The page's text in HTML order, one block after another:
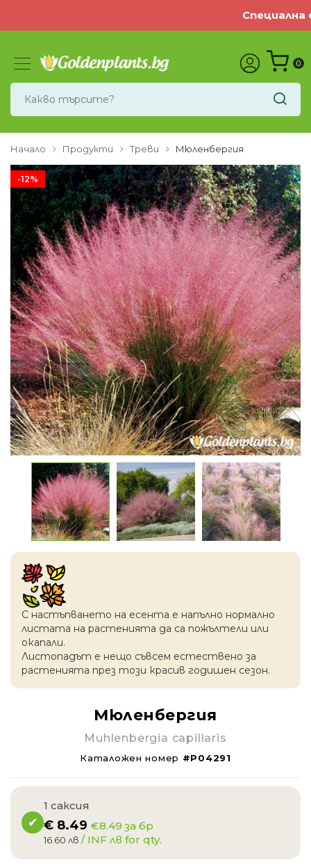
Специална
0
Начало Продукти Треви Мюленбергия
-12%
С настъпването на есентa е напълно нормално
листата на растенията да са пожълтели или
окапaли.
Листопадът е нещо съвсем естествено за
растенията през този красив годишен сезон.
Мюленбергия
Muhlenbergia capillaris
Каталожен номер #P04291
1 саксия
€ 8.49 €8.49 за бр
16.60 лв / INF лв for qty.